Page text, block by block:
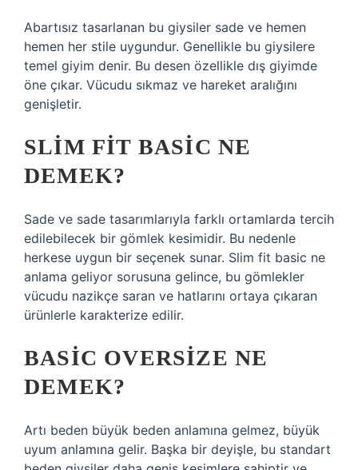
Abartısız tasarlanan bu giysiler sade ve hemen
hemen her stile uygundur. Genellikle bu giysilere
temel giyim denir. Bu desen özellikle dış giyimde
öne çıkar. Vücudu sıkmaz ve hareket aralığını
genişletir.
SLIM FIT BASIC NE
DEMEK?
Sade ve sade tasarımlarıyla farklı ortamlarda tercih
edilebilecek bir gömlek kesimidir. Bu nedenle
herkese uygun bir seçenek sunar. Slim fit basic ne
anlama geliyor sorusuna gelince, bu gömlekler
vücudu nazikçe saran ve hatlarını ortaya çıkaran
ürünlerle karakterize edilir.
BASIC OVERSIZE NE
DEMEK?
Artı beden büyük beden anlamına gelmez, büyük
uyum anlamına gelir. Başka bir deyişle, bu standart